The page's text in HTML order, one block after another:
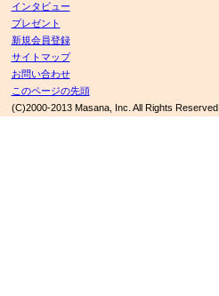
インタビュー
プレゼント
新規会員登録
サイトマップ
お問い合わせ
このページの先頭
(C)2000-2013 Masana, Inc. All Rights Reserved.